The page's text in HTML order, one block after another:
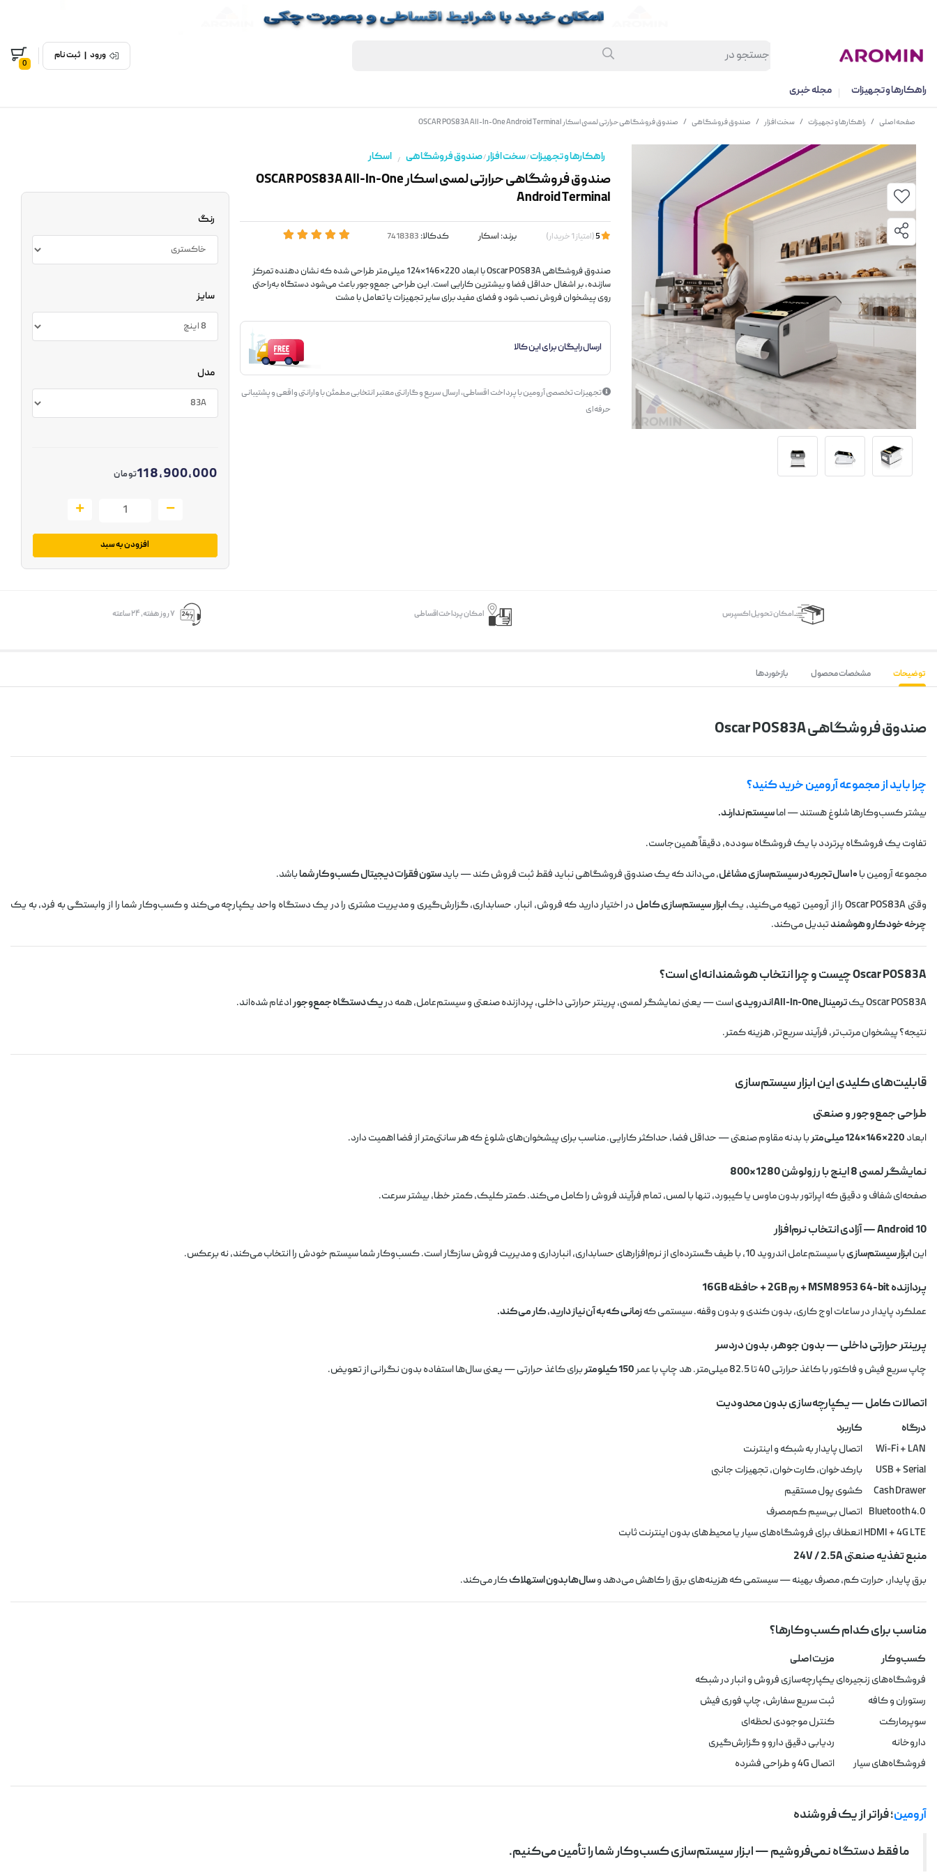
ورود | ثبت نام
0
راهکارها و تجهیزات مجله خبری
صفحه اصلی / راهکارها و تجهیزات / سخت افزار / صندوق فروشگاهی / صندوق فروشگاهی حرارتی لمسی اسکار OSCAR POS83A All-In-One Android Terminal
راهکارها و تجهیزات/سخت افزار/صندوق فروشگاهی / اسکار
صندوق فروشگاهی حرارتی لمسی اسکار OSCAR POS83A All-In-One
Android Terminal
(امتیاز1خریدار) برند: اسکار کدکالا:
صندوق فروشگاهی Oscar POS83A با ابعاد 220×146×124 میلی‌متر طراحی شده که نشان‌ دهنده تمرکز
سازنده، بر اشغال حداقل فضا و بیشترین کارایی است. این طراحی جمع‌وجور باعث می‌شود دستگاه به‌راحتی
روی پیشخوان فروش نصب شود و فضای مفید برای سایر تجهیزات یا تعامل با مشت
ارسال رایگان برای این کالا
تجهیزات تخصصی آرومین با پرداخت اقساطی، ارسال سریع و گارانتی معتبر انتخابی مطمئن با وارانتی واقعی و پشتیبانی
حرفه‌ای
رنگ
سایز
مدل
118,900,000تومان
افزودن به سبد
اﻣﮑﺎن ﺗﺤﻮﯾﻞ اﮐﺴﭙﺮس امکان پرداخت اقساطی ۷ روز ﻫﻔﺘﻪ، ۲۴ ﺳﺎﻋﺘﻪ
توضیحات مشخصات محصول بازخوردها
صندوق فروشگاهی Oscar POS83A
چرا باید از مجموعه آرومین خرید کنید؟
بیشتر کسب‌وکارها شلوغ هستند — اماسیستم ندارند.
تفاوت یک فروشگاه پرتردد با یک فروشگاه سودده، دقیقاً همین‌جاست.
مجموعه آرومین با۱۰ سال تجربه در سیستم‌سازی مشاغل ، می‌داند که یک صندوق فروشگاهی نباید فقط ثبت فروش کند — بایدستون فقرات دیجیتال کسب‌وکار شماباشد.
وقتی Oscar POS83A را از آرومین تهیه می‌کنید، یک ابزار سیستم‌سازی کاملدر اختیار دارید که فروش، انبار، حسابداری، گزارش‌گیری و مدیریت مشتری را در یک دستگاه واحد یکپارچه می‌کند و کسب‌وکار شما را از وابستگی به فرد، به یک
چرخه خودکار و هوشمندتبدیل می‌کند.
Oscar POS83A چیست و چرا انتخاب هوشمندانه‌ای است؟
Oscar POS83A یک ترمینال All-In-One اندرویدی است — یعنی نمایشگر لمسی، پرینتر حرارتی داخلی، پردازنده صنعتی و سیستم‌عامل، همه دریک دستگاه جمع‌وجورادغام شده‌اند.
نتیجه؟ پیشخوان مرتب‌تر، فرآیند سریع‌تر، هزینه کمتر.
قابلیت‌های کلیدی این ابزار سیستم‌سازی
طراحی جمع‌وجور و صنعتی
ابعاد 220×146×124 میلی‌متر با بدنه مقاوم صنعتی — حداقل فضا، حداکثر کارایی. مناسب برای پیشخوان‌های شلوغ که هر سانتی‌متر از فضا اهمیت دارد.
نمایشگر لمسی 8 اینچ با رزولوشن 1280×800
صفحه‌ای شفاف و دقیق که اپراتور بدون ماوس یا کیبورد، تنها با لمس، تمام فرآیند فروش را کامل می‌کند. کمتر کلیک، کمتر خطا، بیشتر سرعت.
Android 10 — آزادی انتخاب نرم‌افزار
اینابزار سیستم‌سازیبا سیستم‌عامل اندروید 10، با طیف گسترده‌ای از نرم‌افزارهای حسابداری، انبارداری و مدیریت فروش سازگار است. کسب‌وکار شما سیستم خودش را انتخاب می‌کند، نه برعکس.
پردازنده MSM8953 64-bit + رم 2GB + حافظه 16GB
عملکرد پایدار در ساعات اوج کاری، بدون کندی و بدون وقفه. سیستمی کهزمانی که به آن نیاز دارید، کار می‌کند.
پرینتر حرارتی داخلی — بدون جوهر، بدون دردسر
چاپ سریع فیش و فاکتور با کاغذ حرارتی 40 تا 82.5 میلی‌متر. هد چاپ با عمر 150 کیلومتر برای کاغذ حرارتی — یعنی سال‌ها استفاده بدون نگرانی از تعویض.
اتصالات کامل — یکپارچه‌سازی بدون محدودیت
درگاه
کاربرد
Wi-Fi + LAN
اتصال پایدار به شبکه و اینترنت
USB + Serial
بارکدخوان، کارت‌خوان، تجهیزات جانبی
Cash Drawer
کشوی پول مستقیم
Bluetooth 4.0 اتصال بی‌سیم کم‌مصرف
HDMI + 4G LTEانعطاف برای فروشگاه‌های سیار یا محیط‌های بدون اینترنت ثابت
منبع تغذیه صنعتی 24V / 2.5A
برق پایدار، حرارت کم، مصرف بهینه — سیستمی که هزینه‌های برق را کاهش می‌دهد وسال‌ها بدون استهلاککار می‌کند.
مناسب برای کدام کسب‌وکارها؟
کسب‌وکار
مزیت اصلی
فروشگاه‌های زنجیره‌ای یکپارچه‌سازی فروش و انبار در شبکه
رستوران و کافه
ثبت سریع سفارش، چاپ فوری فیش
سوپرمارکت
کنترل موجودی لحظه‌ای
داروخانه
ردیابی دقیق دارو و گزارش‌گیری
فروشگاه‌های سیار
اتصال 4G و طراحی فشرده
آرومین؛ فراتر از یک فروشنده
ما فقط دستگاه نمی‌فروشیم — ابزار سیستم‌سازی کسب‌وکار شما را تأمین می‌کنیم.